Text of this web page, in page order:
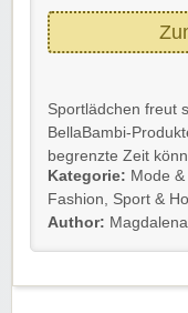
Sportlädchen freut
BellaBambi-
begrenzte Zeit
BellaBambi
Orange und
Gelegenheit, sich
BellaBambi zu
Kategorie: Mode &
Fashion
Sport &
Author: